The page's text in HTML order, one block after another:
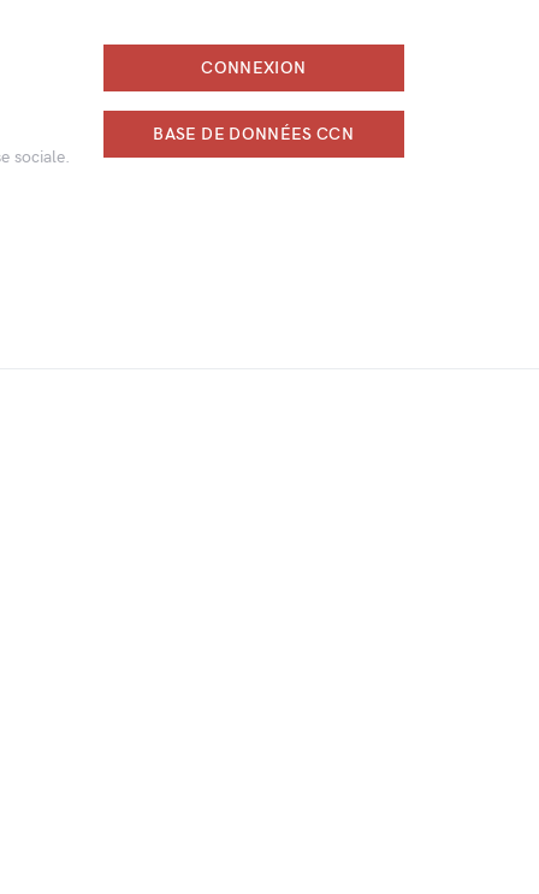
sociale.
CONNEXION
BASE DE DONNÉES CCN